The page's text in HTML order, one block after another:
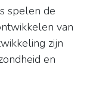
spelen de
van
zijn
en